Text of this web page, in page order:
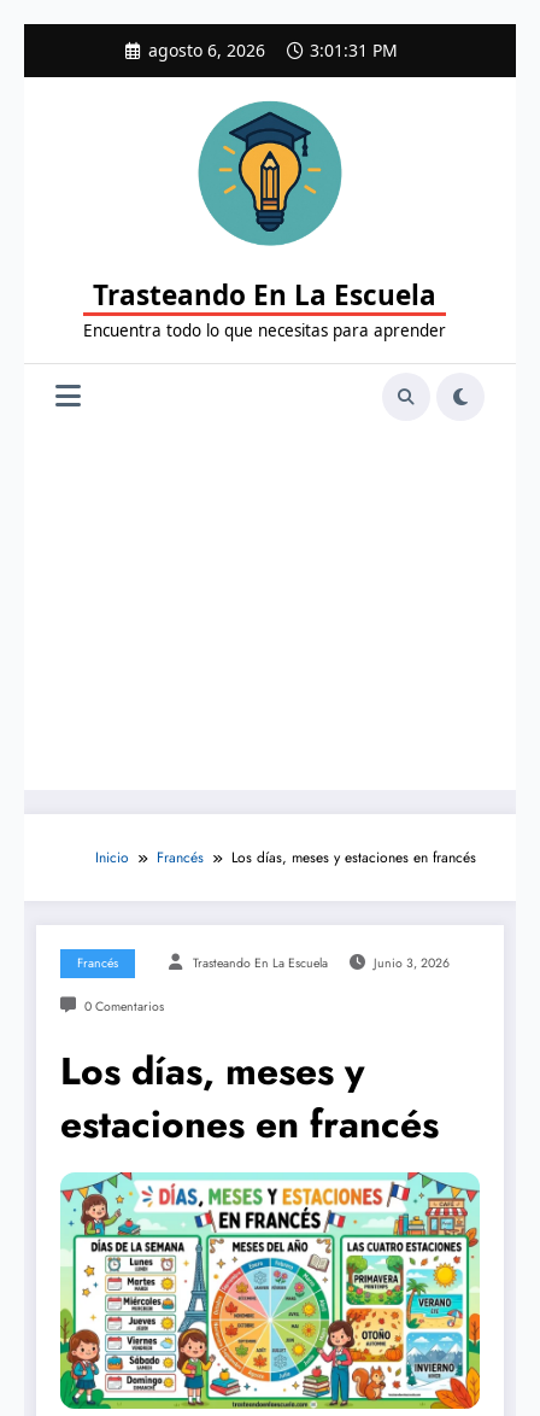
agosto 6, 2026 3:01:32 PM
Trasteando En La Escuela
Encuentra todo lo que necesitas para aprender
Inicio Francés Los días, meses y estaciones en francés
Francés Trasteando En La Escuela Junio 3, 2026
0 Comentarios
Los días, meses y
estaciones en francés